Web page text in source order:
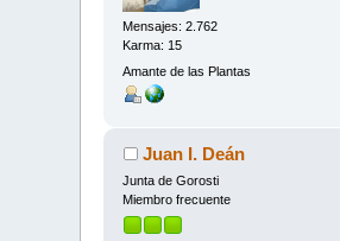
Mensajes: 2.762
Karma: 15
Amante de las Plantas
Juan I. Deán
Junta de Gorosti
Miembro frecuente